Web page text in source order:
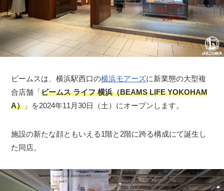
ビームスは、横浜駅西口の横浜モアーズに新業態の大型複
合店舗「ビームス ライフ 横浜（BEAMS LIFE YOKOHAM
A） 」を2024年11月30日（土）にオープンします。
施設の新たな顔ともいえる1階と2階に跨る構成にて誕生し
た同店。